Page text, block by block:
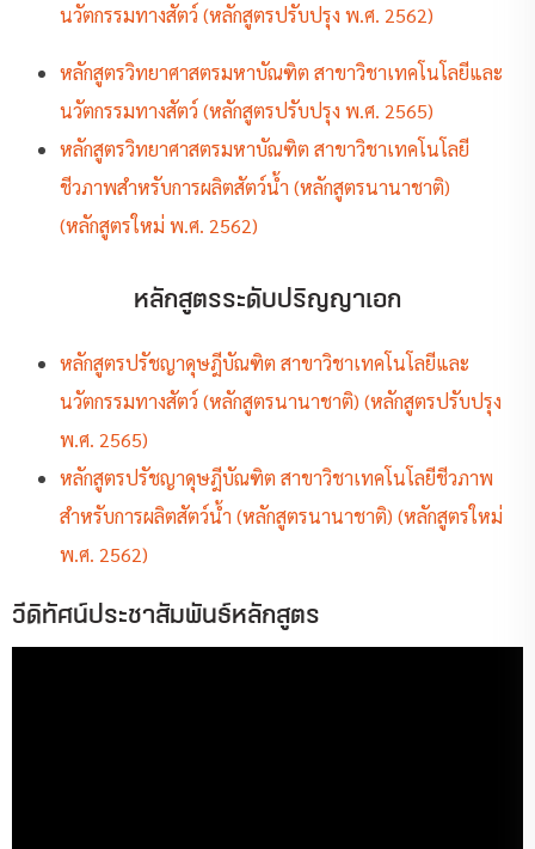
นวัตกรรมทางสัตว์ (หลักสูตรปรับปรุง พ.ศ. 2562)
หลักสูตรวิทยาศาสตรมหาบัณฑิต สาขาวิชาเทคโนโลยีและ
นวัตกรรมทางสัตว์ (หลักสูตรปรับปรุง พ.ศ. 2565)
หลักสูตรวิทยาศาสตรมหาบัณฑิต สาขาวิชาเทคโนโลยี
ชีวภาพสำหรับการผลิตสัตว์น้ำ (หลักสูตรนานาชาติ)
(หลักสูตรใหม่ พ.ศ. 2562)
หลักสูตรระดับปริญญาเอก
หลักสูตรปรัชญาดุษฎีบัณฑิต สาขาวิชาเทคโนโลยีและ
นวัตกรรมทางสัตว์ (หลักสูตรนานาชาติ) (หลักสูตรปรับปรุง
พ.ศ. 2565)
หลักสูตรปรัชญาดุษฎีบัณฑิต สาขาวิชาเทคโนโลยีชีวภาพ
สำหรับการผลิตสัตว์น้ำ (หลักสูตรนานาชาติ) (หลักสูตรใหม่
พ.ศ. 2562)
วีดิทัศน์ประชาสัมพันธ์หลักสูตร